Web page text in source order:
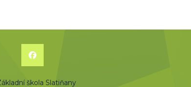
škola Slatiňany